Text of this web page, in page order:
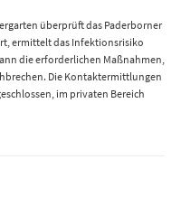
überprüft das Paderborner
ermittelt das Infektionsrisiko
die erforderlichen Maßnahmen,
Die Kontaktermittlungen
im privaten Bereich